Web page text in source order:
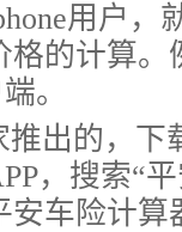
用户，
格的计算。
。
出的，下
，搜索“
车险计